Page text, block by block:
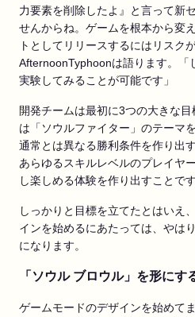
力要素を削除したよ』と言って新
せんからね。ゲームを根本から変
トとしてリリースするにはリスク
AfternoonTyphoonは語ります。「
実験してみることが可能です」
開発チームは最初に3つの大きな
は「ソウルファイター」のテーマ
通常とは異なる勝利条件を作り出
あらゆるスキルレベルのプレイヤ
し楽しめる体験を作り出すことです
しっかりと目標を立てたとはいえ
インを始めるにあたっては、やは
になります。
「ソウル ブロウル」を形にす
ゲームモードのデザインを始めて